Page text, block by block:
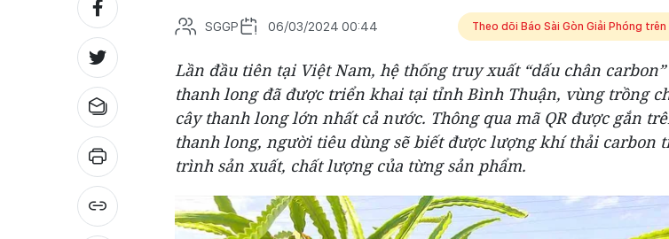
SGGP 06/03/2024 00:44 Theo dõi Báo Sài Gòn Giải Phóng trên
Lần đầu tiên tại Việt Nam, hệ thống truy xuất “dấu chân
thanh long đã được triển khai tại tỉnh Bình Thuận, vùng trồng
cây thanh long lớn nhất cả nước. Thông qua mã QR được gắn
thanh long, người tiêu dùng sẽ biết được lượng khí thải carbon
trình sản xuất, chất lượng của từng sản phẩm.